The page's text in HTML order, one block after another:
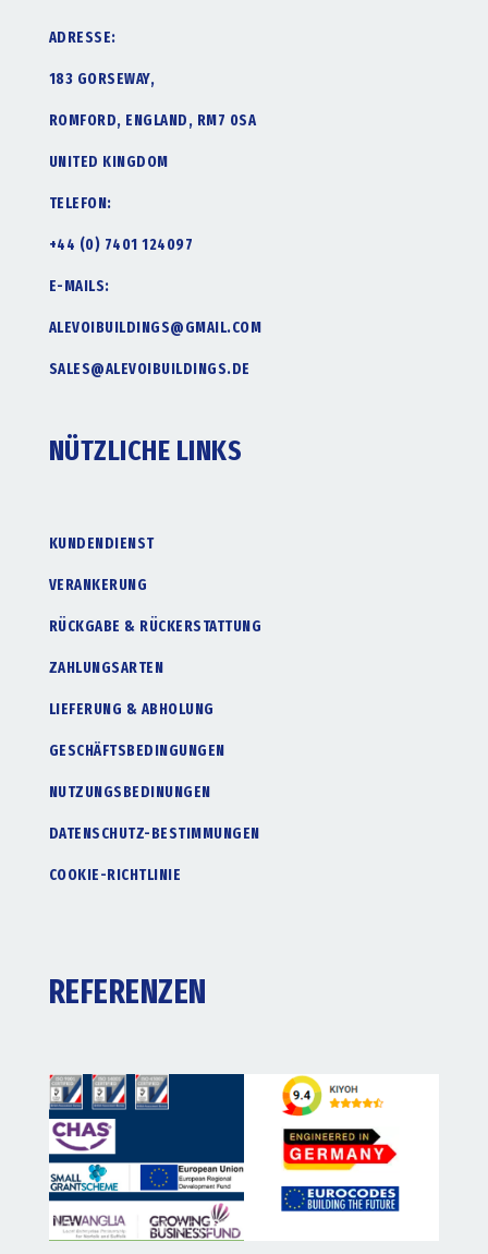
ADRESSE:
183 GORSEWAY,
ROMFORD, ENGLAND, RM7 0SA
UNITED KINGDOM
TELEFON:
+44 (0) 7401 124097
E-MAILS:
ALEVOIBUILDINGS@GMAIL.COM
SALES@ALEVOIBUILDINGS.DE
NÜTZLICHE LINKS
KUNDENDIENST
VERANKERUNG
RÜCKGABE & RÜCKERSTATTUNG
ZAHLUNGSARTEN
LIEFERUNG & ABHOLUNG
GESCHÄFTSBEDINGUNGEN
NUTZUNGSBEDINUNGEN
DATENSCHUTZ-BESTIMMUNGEN
COOKIE-RICHTLINIE
REFERENZEN